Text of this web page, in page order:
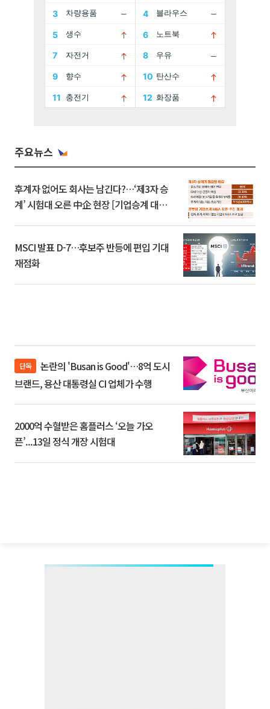
주요뉴스
후계자 없어도 회사는 남긴다?…‘제3자 승
계’ 시험대 오른 中企 현장 [기업승계 대전
MSCI 발표 D-7…후보주 반등에 편입 기대
재점화
단독
브랜드, 용산 대통령실 CI 업체가 수행
2000억 수혈받은 홈플러스 ‘오늘 가오
픈’...13일 정식 개장 시험대